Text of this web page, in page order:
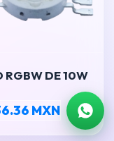
RGBW DE 10W
MXN